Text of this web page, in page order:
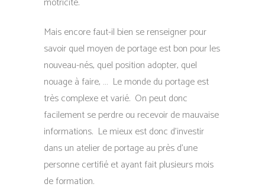
Mais encore faut-il bien se renseigner pour
savoir quel moyen de portage est bon pour les
nouveau-nés, quel position adopter, quel
nouage à faire, … Le monde du portage est
très complexe et varié. On peut donc
facilement se perdre ou recevoir de mauvaise
informations. Le mieux est donc d’investir
dans un atelier de portage au près d’une
personne certifié et ayant fait plusieurs mois
de formation.